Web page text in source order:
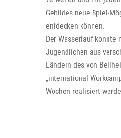
Gebildes neue Spiel-
entdecken können.
Der Wasserlauf konnte
Jugendlichen aus
Ländern des von
„international
Wochen realisiert